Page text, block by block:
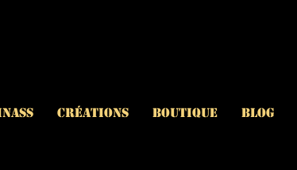
CRÉATIONS BOUTIQUE BLOG